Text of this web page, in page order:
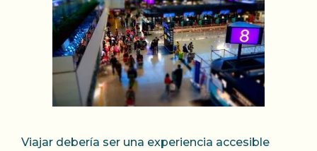
Viajar debería ser una experiencia accesible